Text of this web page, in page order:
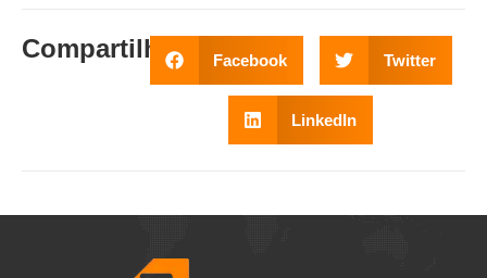
Compartilhe: Facebook Twitter
LinkedIn